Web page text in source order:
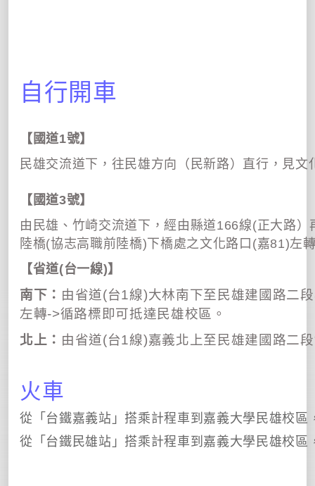
自行開車
【國道1號】
民雄交流道下，往民雄方向（民新路）直行，見
【國道3號】
由民雄、竹崎交流道下，經由縣道166線(正大路）
陸橋(協志高職前陸橋)下橋處之文化路口 (嘉81)左
【省道(台一線)】
南下： 由省道(台1線)大林南下至民雄建國路二
左轉->循路標即可抵達民雄校區。
北上： 由省道(台1線)嘉義北上至民雄建國路二
火車
從「台鐵嘉義站」搭乘計程車到嘉義大學民雄校區
從「台鐵民雄站」搭乘計程車到嘉義大學民雄校